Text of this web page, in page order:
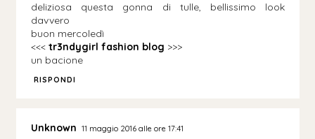
deliziosa questa gonna di tulle, bellissimo look
davvero
buon mercoledì
<<<tr3ndygirl fashion blog >>>
un bacione
RISPONDI
Unknown 11 maggio 2016 alle ore 17:41